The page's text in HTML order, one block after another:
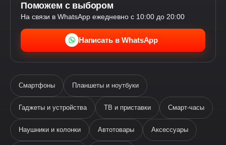
Поможем с выбором
На связи в WhatsApp ежедневно с 10:00 до 20:00
Написать в WhatsApp
Смартфоны Планшеты и ноутбуки
Гаджеты и устройства ТВ и приставки Смарт-часы
Наушники и колонки Автотовары Аксессуары